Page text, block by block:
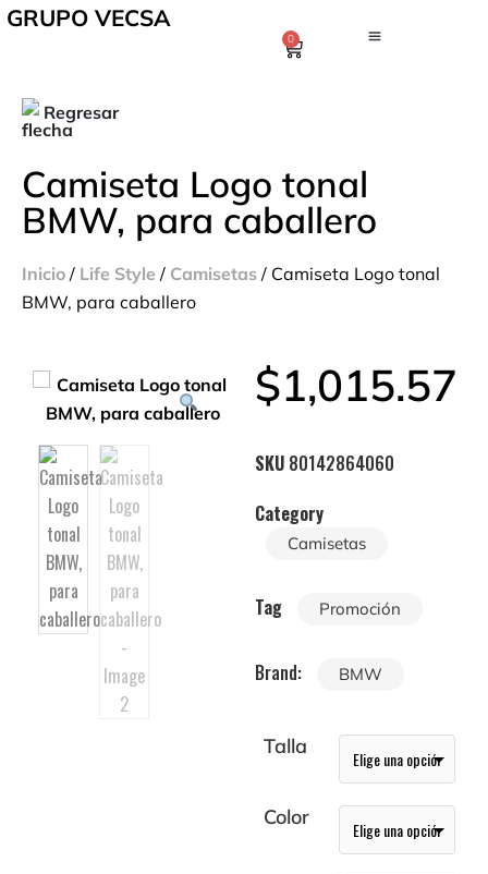
GRUPO VECSA
0
Regresar
Camiseta Logo tonal
BMW, para caballero
Inicio / Life Style / Camisetas / Camiseta Logo tonal
BMW, para caballero
$1,015.57
SKU 80142864060
Category
Camisetas
Tag Promoción
Brand: BMW
Talla
Color